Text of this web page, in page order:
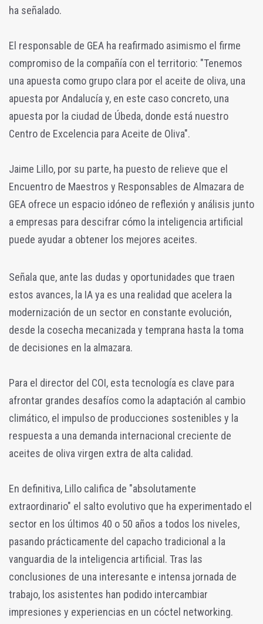
ha señalado.
El responsable de GEA ha reafirmado asimismo el firme
compromiso de la compañía con el territorio: "Tenemos
una apuesta como grupo clara por el aceite de oliva, una
apuesta por Andalucía y, en este caso concreto, una
apuesta por la ciudad de Úbeda, donde está nuestro
Centro de Excelencia para Aceite de Oliva".
Jaime Lillo, por su parte, ha puesto de relieve que el
Encuentro de Maestros y Responsables de Almazara de
GEA ofrece un espacio idóneo de reflexión y análisis junto
a empresas para descifrar cómo la inteligencia artificial
puede ayudar a obtener los mejores aceites.
Señala que, ante las dudas y oportunidades que traen
estos avances, la IA ya es una realidad que acelera la
modernización de un sector en constante evolución,
desde la cosecha mecanizada y temprana hasta la toma
de decisiones en la almazara.
Para el director del COI, esta tecnología es clave para
afrontar grandes desafíos como la adaptación al cambio
climático, el impulso de producciones sostenibles y la
respuesta a una demanda internacional creciente de
aceites de oliva virgen extra de alta calidad.
En definitiva, Lillo califica de "absolutamente
extraordinario" el salto evolutivo que ha experimentado el
sector en los últimos 40 o 50 años a todos los niveles,
pasando prácticamente del capacho tradicional a la
vanguardia de la inteligencia artificial. Tras las
conclusiones de una interesante e intensa jornada de
trabajo, los asistentes han podido intercambiar
impresiones y experiencias en un cóctel networking.